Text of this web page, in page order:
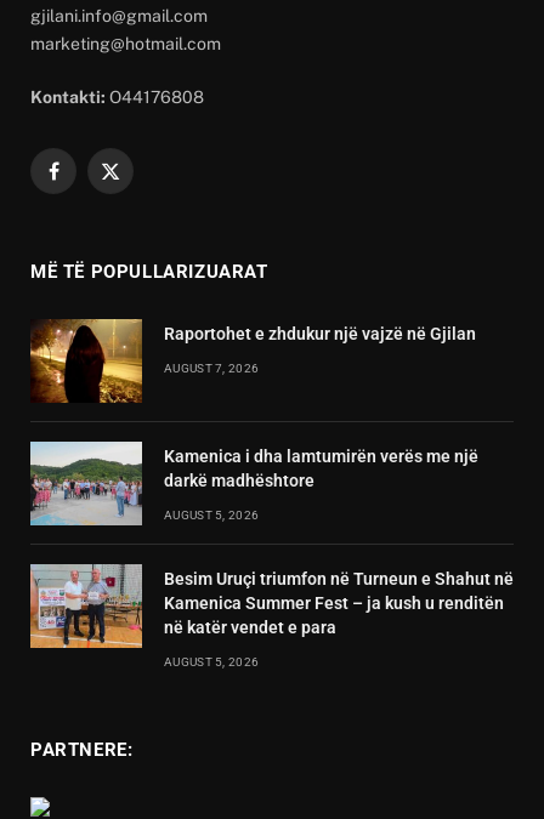
gjilani.info@gmail.com
marketing@hotmail.com
Kontakti: O44176808
Facebook
X
MË TË POPULLARIZUARAT
Raportohet e zhdukur një vajzë në Gjilan
AUGUST 7, 2026
Kamenica i dha lamtumirën verës me një
darkë madhështore
AUGUST 5, 2026
Besim Uruçi triumfon në Turneun e Shahut në
Kamenica Summer Fest – ja kush u renditën
në katër vendet e para
AUGUST 5, 2026
PARTNERE: